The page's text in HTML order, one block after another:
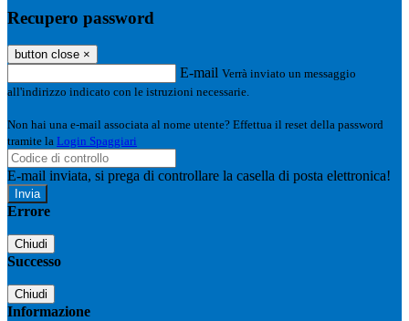
Recupero password
button close ×
E-mail Verrà inviato un messaggio
all'indirizzo indicato con le istruzioni necessarie.
Non hai una e-mail associata al nome utente? Effettua il reset della password
tramite la Login Spaggiari
E-mail inviata, si prega di controllare la casella di posta elettronica!
Errore
Chiudi
Successo
Chiudi
Informazione